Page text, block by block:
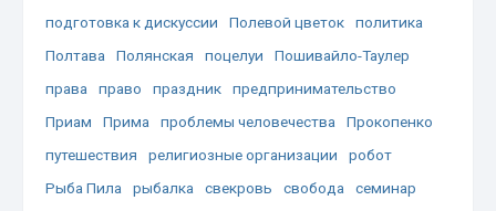
подготовка к дискуссии
Полевой цветок
политика
Полтава
Полянская поцелуи
Пошивайло-Таулер
права
право праздник
предпринимательство
Приам
Прима проблемы человечества
Прокопенко
путешествия
религиозные организации
робот
Рыба Пила
рыбалка свекровь свобода
семинар